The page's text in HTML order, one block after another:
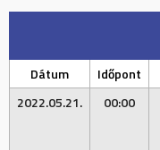
Dátum Időpont
2022.05.21.
00:00